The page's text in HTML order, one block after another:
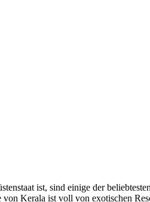
ist, sind einige der
Kerala ist voll von exotischen